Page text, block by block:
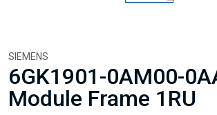
SIEMENS
6GK1901-0AM00-
Module Frame 1RU